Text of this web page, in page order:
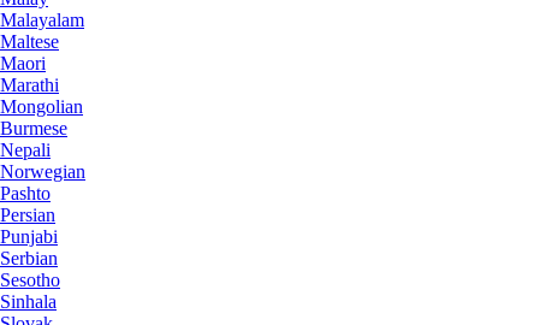
Malayalam
Maltese
Maori
Marathi
Mongolian
Burmese
Nepali
Norwegian
Pashto
Persian
Punjabi
Serbian
Sesotho
Sinhala